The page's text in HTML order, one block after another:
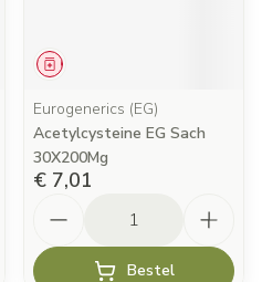
Geneesmiddel
Eurogenerics (EG)
Acetylcysteine EG Sach
30X200Mg
€ 7,01
Bestel